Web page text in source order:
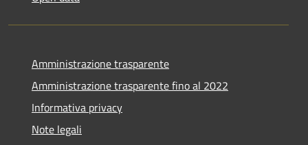
Amministrazione trasparente
Amministrazione trasparente fino al 2022
Informativa privacy
Note legali